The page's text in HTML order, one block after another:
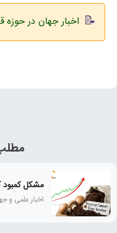
اخبار جهان در حوزه
مشکل
اخبار علمی و